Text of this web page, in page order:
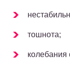
тошнота;
колебания